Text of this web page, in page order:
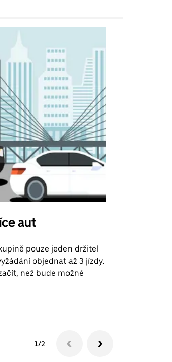
aut
pouze jeden držitel
objednat až 3 jízdy.
než bude možné
1/2